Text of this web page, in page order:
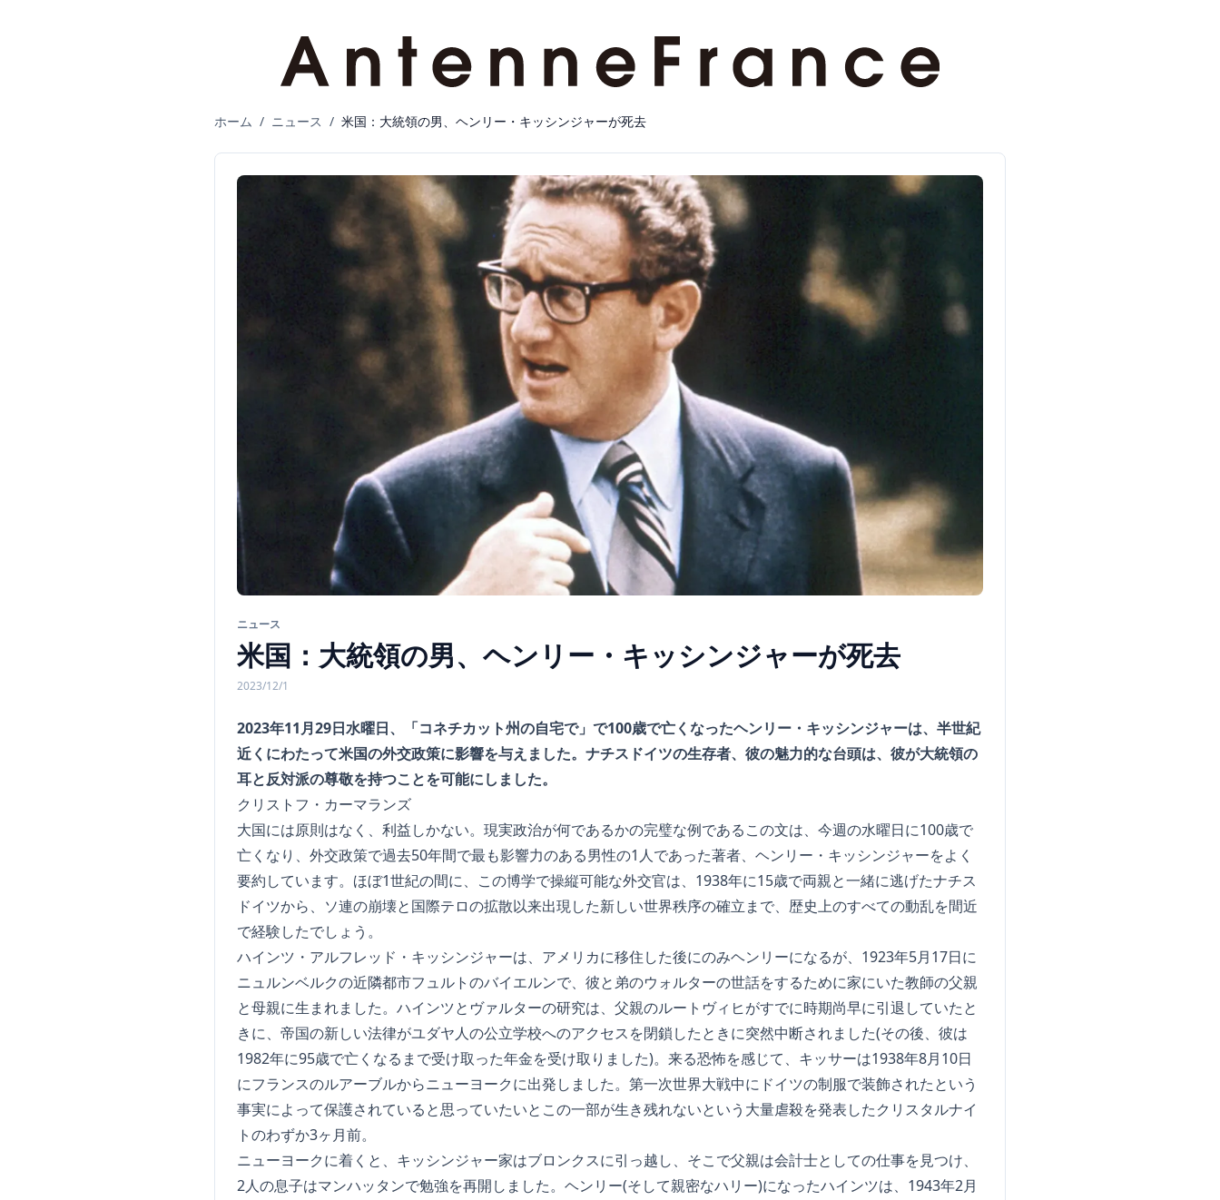
ホーム / ニュース / 米国：大統領の男、ヘンリー・キッシンジャーが死去
ニュース
米国：大統領の男、ヘンリー・キッシンジャーが死去
2023/12/1
2023年11月29日水曜日、「コネチカット州の自宅で」で100歳で亡くなったヘンリー・キッシンジャーは、半世紀
近くにわたって米国の外交政策に影響を与えました。ナチスドイツの生存者、彼の魅力的な台頭は、彼が大統領の
耳と反対派の尊敬を持つことを可能にしました。
クリストフ・カーマランズ
大国には原則はなく、利益しかない。現実政治が何であるかの完璧な例であるこの文は、今週の水曜日に100歳で
亡くなり、外交政策で過去50年間で最も影響力のある男性の1人であった著者、ヘンリー・キッシンジャーをよく
要約しています。ほぼ1世紀の間に、この博学で操縦可能な外交官は、1938年に15歳で両親と一緒に逃げたナチス
ドイツから、ソ連の崩壊と国際テロの拡散以来出現した新しい世界秩序の確立まで、歴史上のすべての動乱を間近
で経験したでしょう。
ハインツ・アルフレッド・キッシンジャーは、アメリカに移住した後にのみヘンリーになるが、1923年5月17日に
ニュルンベルクの近隣都市フュルトのバイエルンで、彼と弟のウォルターの世話をするために家にいた教師の父親
と母親に生まれました。ハインツとヴァルターの研究は、父親のルートヴィヒがすでに時期尚早に引退していたと
きに、帝国の新しい法律がユダヤ人の公立学校へのアクセスを閉鎖したときに突然中断されました(その後、彼は
1982年に95歳で亡くなるまで受け取った年金を受け取りました)。来る恐怖を感じて、キッサーは1938年8月10日
にフランスのルアーブルからニューヨークに出発しました。第一次世界大戦中にドイツの制服で装飾されたという
事実によって保護されていると思っていたいとこの一部が生き残れないという大量虐殺を発表したクリスタルナイ
トのわずか3ヶ月前。
ニューヨークに着くと、キッシンジャー家はブロンクスに引っ越し、そこで父親は会計士としての仕事を見つけ、
2人の息子はマンハッタンで勉強を再開しました。ヘンリー(そして親密なハリー)になったハインツは、1943年2月